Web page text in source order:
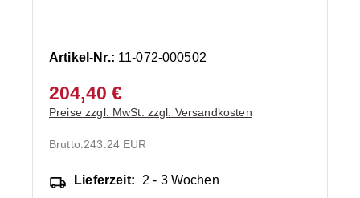
Artikel-Nr.: 11-072-000502
204,40 €
Preise zzgl. MwSt. zzgl. Versandkosten
Brutto:243.24 EUR
Lieferzeit: 2 - 3 Wochen